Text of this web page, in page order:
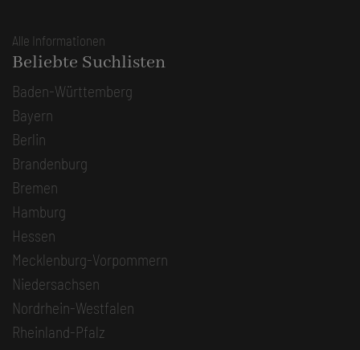
Alle Informationen
Beliebte Suchlisten
Baden-Württemberg
Bayern
Berlin
Brandenburg
Bremen
Hamburg
Hessen
Mecklenburg-Vorpommern
Niedersachsen
Nordrhein-Westfalen
Rheinland-Pfalz